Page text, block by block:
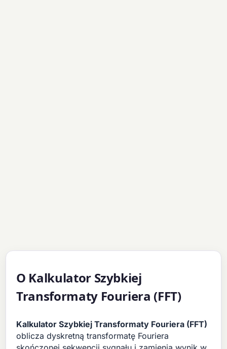
O Kalkulator Szybkiej
Transformaty Fouriera (FFT)
Kalkulator Szybkiej Transformaty Fouriera (FFT)
oblicza dyskretną transformatę Fouriera